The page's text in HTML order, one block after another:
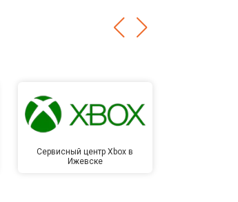
Сервисный центр Xbox в
Ижевске